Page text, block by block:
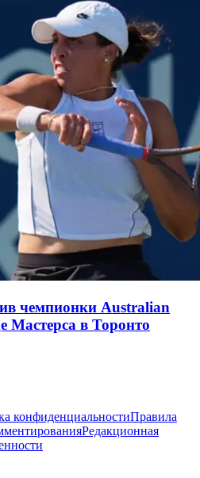
чемпионки Australian
Мастерса в Торонто
конфиденциальностиПравила
Редакционная